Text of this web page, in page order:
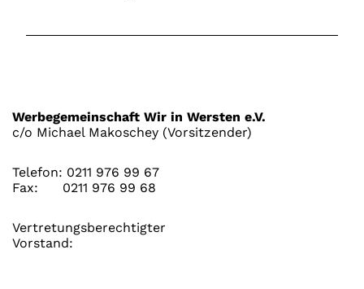
Werbegemeinschaft Wir in Wersten e.V.
c/o Michael Makoschey (Vorsitzender)
Telefon: 0211 976 99 67
Fax: 0211 976 99 68
Vertretungsberechtigter
Vorstand: